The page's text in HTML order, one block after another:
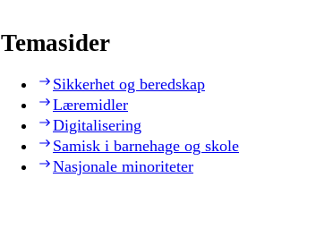
Temasider
Sikkerhet og beredskap
Læremidler
Digitalisering
Samisk i barnehage og skole
Nasjonale minoriteter